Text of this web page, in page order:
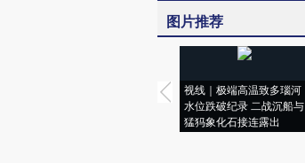
图片推荐
视线｜极端高温致多瑙河
水位跌破纪录 二战沉船与
猛犸象化石接连露出